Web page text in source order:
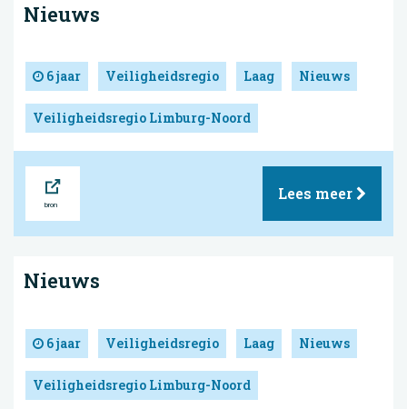
Nieuws
6 jaar Veiligheidsregio Laag Nieuws
Veiligheidsregio Limburg-Noord
Lees meer
Nieuws
6 jaar Veiligheidsregio Laag Nieuws
Veiligheidsregio Limburg-Noord